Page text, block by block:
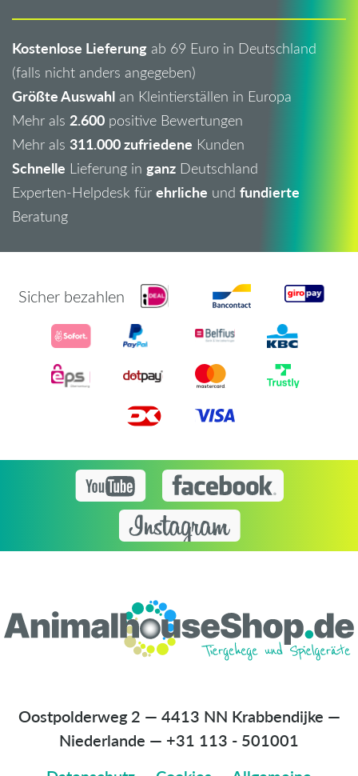
Kostenlose Lieferung ab 69 Euro in Deutschland
(falls nicht anders angegeben)
Größte Auswahl an Kleintierställen in Europa
Mehr als 2.600 positive Bewertungen
Mehr als 311.000 zufriedene Kunden
Schnelle Lieferung in ganz Deutschland
Experten-Helpdesk für ehrliche und fundierte
Beratung
Sicher bezahlen
Oostpolderweg 2 — 4413 NN Krabbendijke —
Niederlande — +31 113 - 501001